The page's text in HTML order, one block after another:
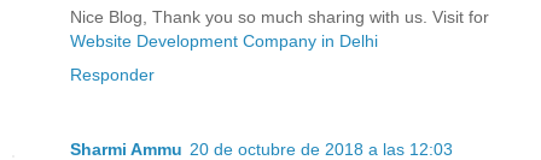
Nice Blog, Thank you so much sharing with us. Visit for
Website Development Company in Delhi
Responder
Sharmi Ammu 20 de octubre de 2018 a las 12:03